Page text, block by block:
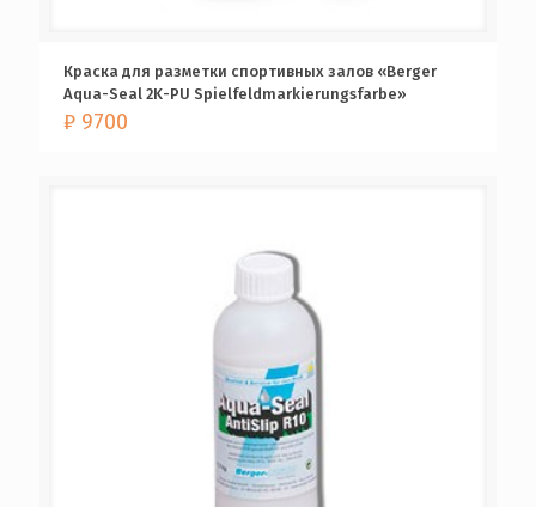
Краска для разметки спортивных залов «Berger
Aqua-Seal 2K-PU Spielfeldmarkierungsfarbe»
₽ 9700